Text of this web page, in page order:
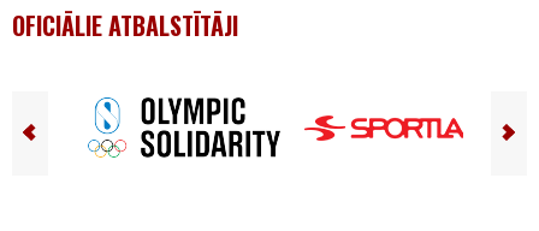
OFICIĀLIE ATBALSTĪTĀJI